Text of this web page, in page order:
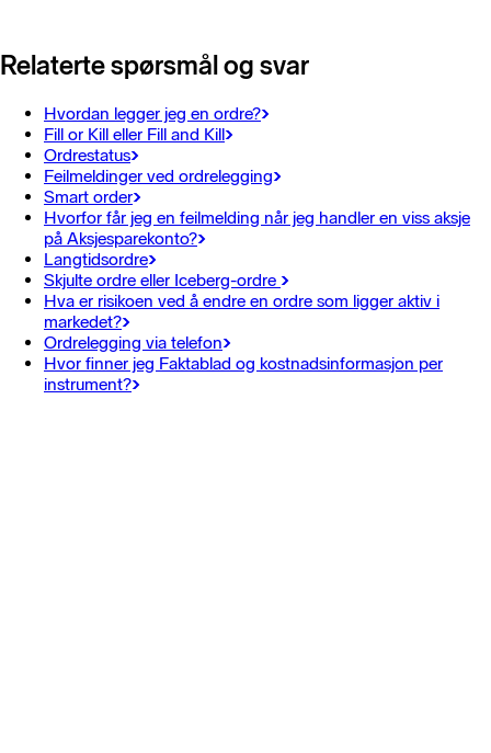
Relaterte spørsmål og svar
Hvordan legger jeg en ordre?
Fill or Kill eller Fill and Kill
Ordrestatus
Feilmeldinger ved ordrelegging
Smart order
Hvorfor får jeg en feilmelding når jeg handler en viss aksje
på Aksjesparekonto?
Langtidsordre
Skjulte ordre eller Iceberg-ordre
Hva er risikoen ved å endre en ordre som ligger aktiv i
markedet?
Ordrelegging via telefon
Hvor finner jeg Faktablad og kostnadsinformasjon per
instrument?